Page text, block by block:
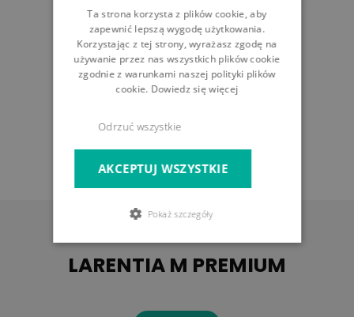
LARENTIA M PREMIUM
Ta strona korzysta z plików cookie, aby
zapewnić lepszą wygodę użytkowania.
Korzystając z tej strony, wyrażasz zgodę na
używanie przez nas wszystkich plików cookie
zgodnie z warunkami naszej polityki plików
cookie. Dowiedz się więcej
AKCEPTUJ WSZYSTKIE
Odrzuć wszystkie
Pokaż szczegóły